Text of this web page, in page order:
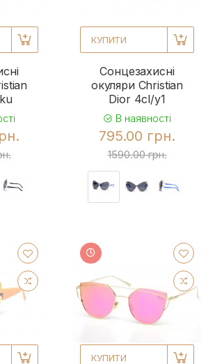
КУПИТИ
Сонцезахисні
окуляри Christian
Dior 4cl/y1
В наявності
795.00 грн.
1590.00 грн.
КУПИТИ